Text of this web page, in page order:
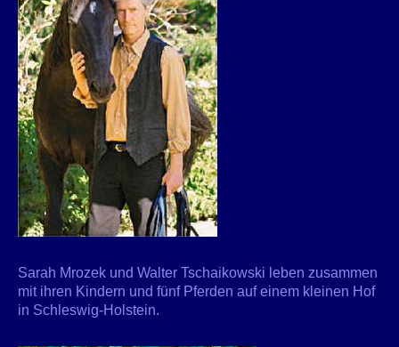
Sarah Mrozek und Walter Tschaikowski leben zusammen
mit ihren Kindern und fünf Pferden auf einem kleinen Hof
in Schleswig-Holstein.